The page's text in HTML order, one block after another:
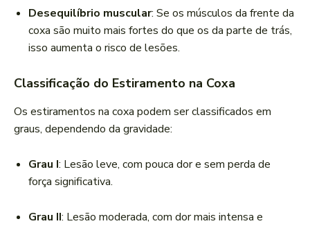
Desequilíbrio muscular: Se os músculos da frente da
coxa são muito mais fortes do que os da parte de trás,
isso aumenta o risco de lesões.
Classificação do Estiramento na Coxa
Os estiramentos na coxa podem ser classificados em
graus, dependendo da gravidade:
Grau I: Lesão leve, com pouca dor e sem perda de
força significativa.
Grau II: Lesão moderada, com dor mais intensa e